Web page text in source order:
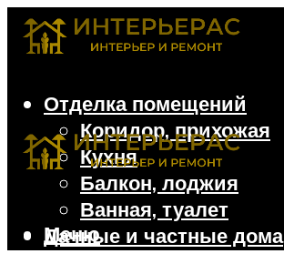
Отделка помещений
Коридор, прихожая
Кухня
Балкон, лоджия
Ванная, туалет
Дачные и частные дома
Меню